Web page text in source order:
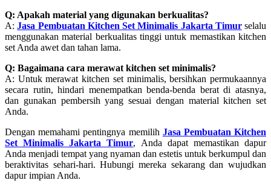
Q: Apakah material yang digunakan berkualitas?
A:Jasa Pembuatan Kitchen Set Minimalis Jakarta Timurselalu
menggunakan material berkualitas tinggi untuk memastikan kitchen
set Anda awet dan tahan lama.
Q: Bagaimana cara merawat kitchen set minimalis?
A: Untuk merawat kitchen set minimalis, bersihkan permukaannya
secara rutin, hindari menempatkan benda-benda berat di atasnya,
dan gunakan pembersih yang sesuai dengan material kitchen set
Anda.
Dengan memahami pentingnya memilih Jasa Pembuatan Kitchen
Set Minimalis Jakarta Timur, Anda dapat memastikan dapur
Anda menjadi tempat yang nyaman dan estetis untuk berkumpul dan
beraktivitas sehari-hari. Hubungi mereka sekarang dan wujudkan
dapur impian Anda.